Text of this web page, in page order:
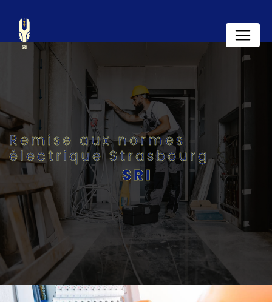
Remise aux normes
électrique Strasbourg
SRI